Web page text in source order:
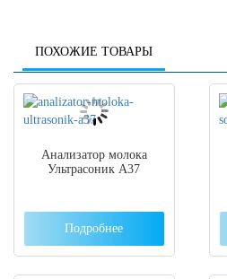
ПОХОЖИЕ ТОВАРЫ
Анализатор молока
Ультрасоник А37
Подробнее